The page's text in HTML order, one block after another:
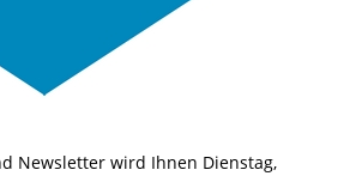
Newsletter wird Ihnen Dienstag,